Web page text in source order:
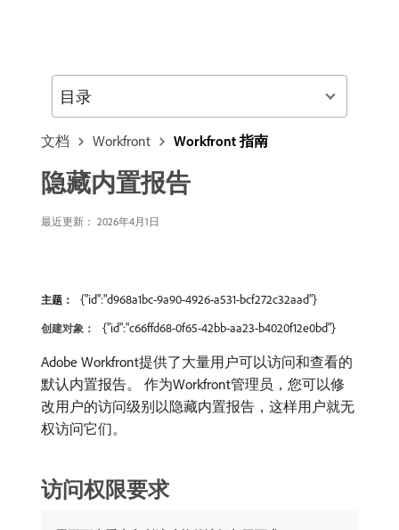
文档 Workfront Workfront 指南
隐藏内置报告
最近更新： 2026年4月1日
主题： {"id":"d968a1bc-9a90-4926-a531-bcf272c32aad"}
创建对象： {"id":"c66ffd68-0f65-42bb-aa23-b4020f12e0bd"}
Adobe Workfront提供了大量用户可以访问和查看的
默认内置报告。 作为Workfront管理员，您可以修
改用户的访问级别以隐藏内置报告，这样用户就无
权访问它们。
访问权限要求
目录